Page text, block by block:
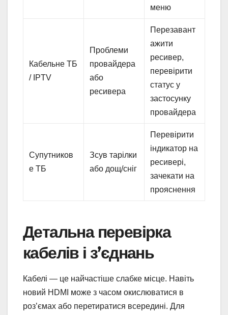
меню
Кабельне ТБ
/ IPTV
Проблеми
провайдера
або
ресивера
Перезавант
ажити
ресивер,
перевірити
статус у
застосунку
провайдера
Супутников
е ТБ
Зсув тарілки
або дощ/сніг
Перевірити
індикатор на
ресивері,
зачекати на
прояснення
Детальна перевірка
кабелів і з’єднань
Кабелі — це найчастіше слабке місце. Навіть
новий HDMI може з часом окислюватися в
роз’ємах або перетиратися всередині. Для